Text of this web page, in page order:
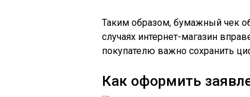
Таким образом, бумажный чек
случаях интернет-магазин
покупателю важно сохранить
Как оформить